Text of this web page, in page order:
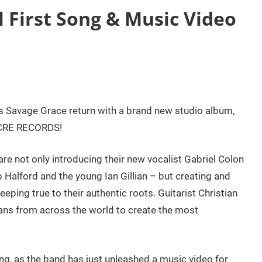
First Song & Music Video
Grace return with a brand new studio album,
RECORDS!
not only introducing their new vocalist Gabriel Colon
and the young Ian Gillian – but creating and
true to their authentic roots. Guitarist Christian
from across the world to create the most
as the band has just unleashed a music video for